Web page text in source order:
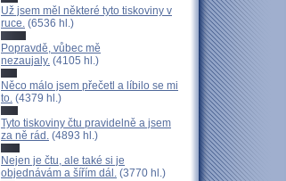
Už jsem měl některé tyto tiskoviny v
ruce. (6536 hl.)
Popravdě, vůbec mě
nezaujaly. (4105 hl.)
Něco málo jsem přečetl a líbilo se mi
to. (4379 hl.)
Tyto tiskoviny čtu pravidelně a jsem
za ně rád. (4893 hl.)
Nejen je čtu, ale také si je
objednávám a šířím dál. (3770 hl.)